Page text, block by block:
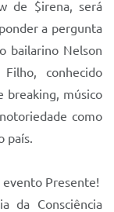
de $irena, será
a pergunta
bailarino Nelson
Filho, conhecido
breaking, músico
como
país.
evento Presente!
da Consciência